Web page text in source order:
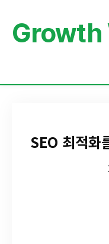
Growth
SEO 최적화